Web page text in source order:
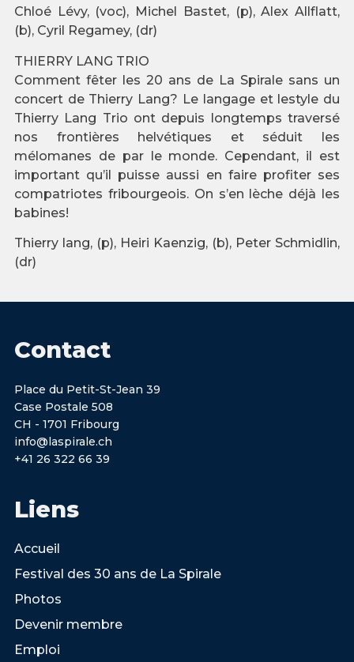
Chloé Lévy, (voc), Michel Bastet, (p), Alex Allflatt,
(b), Cyril Regamey, (dr)
THIERRY LANG TRIO
Comment fêter les 20 ans de La Spirale sans un
concert de Thierry Lang? Le langage et lestyle du
Thierry Lang Trio ont depuis longtemps traversé
nos frontières helvétiques et séduit les
mélomanes de par le monde. Cependant, il est
important qu’il puisse aussi en faire profiter ses
compatriotes fribourgeois. On s’en lèche déjà les
babines!
Thierry lang, (p), Heiri Kaenzig, (b), Peter Schmidlin,
(dr)
Contact
Place du Petit-St-Jean 39
Case Postale 508
CH - 1701 Fribourg
info@laspirale.ch
+41 26 322 66 39
Liens
Accueil
Festival des 30 ans de La Spirale
Photos
Devenir membre
Emploi